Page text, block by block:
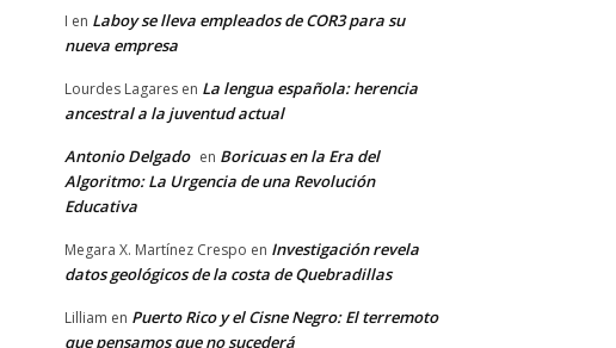
I en Laboy se lleva empleados de COR3 para su
nueva empresa
Lourdes Lagares en La lengua española: herencia
ancestral a la juventud actual
Antonio Delgado en Boricuas en la Era del
Algoritmo: La Urgencia de una Revolución
Educativa
Megara X. Martínez Crespo en Investigación revela
datos geológicos de la costa de Quebradillas
Lilliam en Puerto Rico y el Cisne Negro: El terremoto
que pensamos que no sucederá